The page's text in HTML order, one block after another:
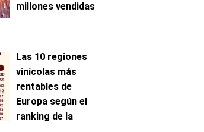
millones vendidas
Las 10 regiones
vinícolas más
rentables de
Europa según el
ranking de la